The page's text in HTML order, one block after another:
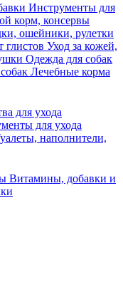
Инструменты для
корм, консервы
ошейники, рулетки
глистов Уход за кожей,
Одежда для собак
Лечебные корма
для ухода
для ухода
наполнители,
Витамины, добавки и